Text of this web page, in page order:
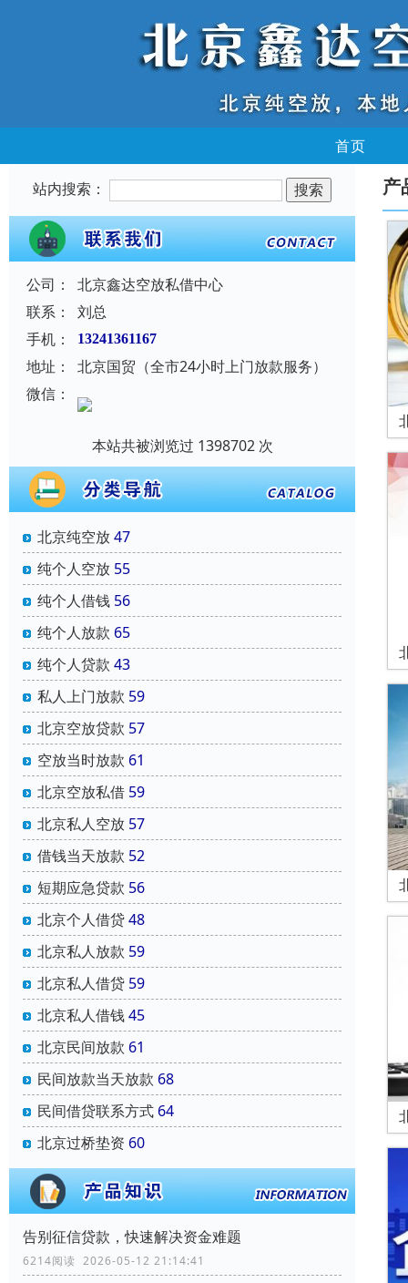
首页
站内搜索：
公司：
北京鑫达空放私借中心
联系：
刘总
手机：
13241361167
地址：
北京国贸（全市24小时上门放款服务）
微信：
本站共被浏览过 1398702 次
北京纯空放47
纯个人空放 55
纯个人借钱 56
纯个人放款 65
纯个人贷款 43
私人上门放款 59
北京空放贷款 57
空放当时放款 61
北京空放私借 59
北京私人空放 57
借钱当天放款 52
短期应急贷款 56
北京个人借贷48
北京私人放款 59
北京私人借贷 59
北京私人借钱45
北京民间放款 61
民间放款当天放款 68
民间借贷联系方式 64
北京过桥垫资 60
告别征信贷款，快速解决资金难题
6214阅读 2026-05-12 21:14:41
产